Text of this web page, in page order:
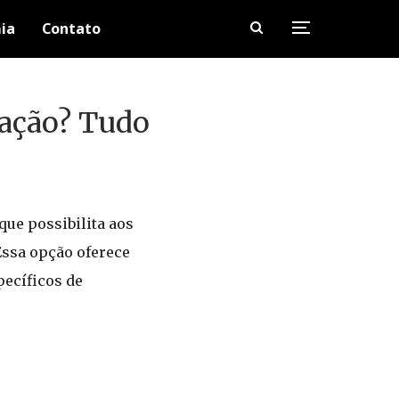
Contato
Tudo
possibilita aos
opção oferece
de